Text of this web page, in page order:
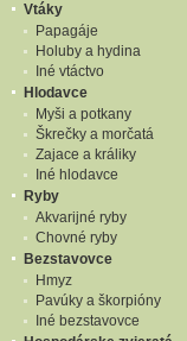
Vtáky
Papagáje
Holuby a hydina
Iné vtáctvo
Hlodavce
Myši a potkany
Škrečky a morčatá
Zajace a králiky
Iné hlodavce
Ryby
Akvarijné ryby
Chovné ryby
Bezstavovce
Hmyz
Pavúky a škorpióny
Iné bezstavovce